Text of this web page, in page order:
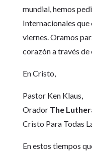
mundial, hemos
Internacionales que
viernes. Oramos
corazón a través de
En Cristo,
Pastor Ken Klaus,
Orador The
Cristo Para Todas
En estos tiempos